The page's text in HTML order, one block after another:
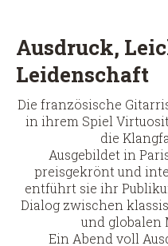
Ausdruck,
Leidenschaft
Die französische
in ihrem Spiel
die
Ausgebildet in
preisgekrönt und
entführt sie ihr
Dialog zwischen
und globalen
Ein Abend voll